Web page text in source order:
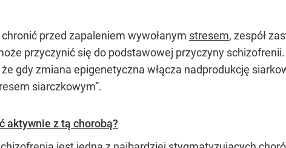
przed zapaleniem wywołanym stresem, zespół
przyczynić się do podstawowej przyczyny
gdy zmiana epigenetyczna włącza nadprodukcję
siarczkowym”.
aktywnie z tą chorobą?